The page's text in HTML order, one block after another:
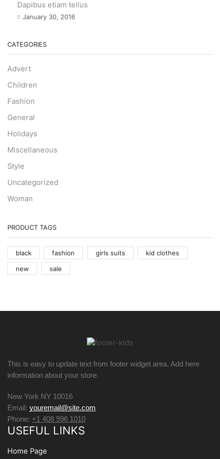
Dapibus etiam tellus
January 30, 2016
CATEGORIES
Advert
Children
Fashion
General
Holidays
Miscellaneous
Style
Uncategorized
Woman
PRODUCT TAGS
black fashion girls suits kid clothes
new sale
This is easy to update text from footer widget area. Add here
information about your store.
New York NY 10016
Email: youremail@site.com
Phone: +1 408 996 1010
USEFUL LINKS
Home Page